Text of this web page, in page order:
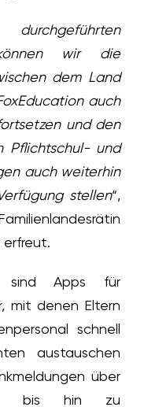
können wir die
dem Land
auch
und den
Pflichtschul- und
auch weiterhin
stellen“,
erfreut.
sind Apps für
mit denen Eltern
schnell
austauschen
über
bis hin zu